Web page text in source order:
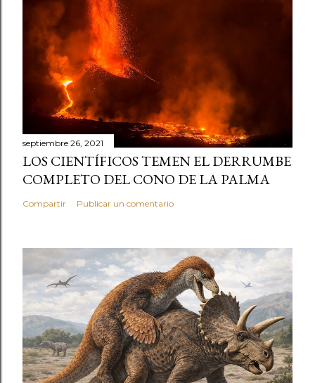
septiembre 26, 2021
LOS CIENTÍFICOS TEMEN EL DERRUMBE
COMPLETO DEL CONO DE LA PALMA
Compartir Publicar un comentario